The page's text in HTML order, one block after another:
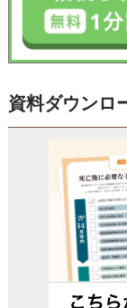
資料ダウンロ